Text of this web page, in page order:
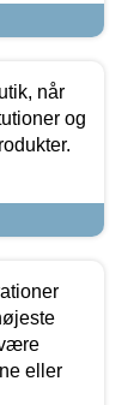
når
og
eller